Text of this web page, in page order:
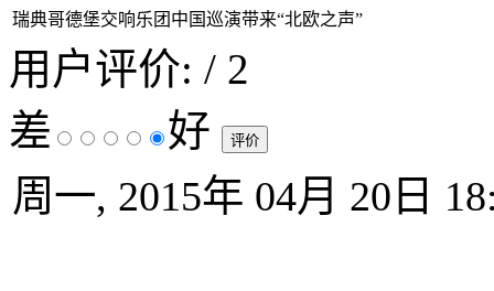
瑞典哥德堡交响乐团中国巡演带来“北欧之声”
用户评价: / 2
差
好
周一, 2015年 04月 20日